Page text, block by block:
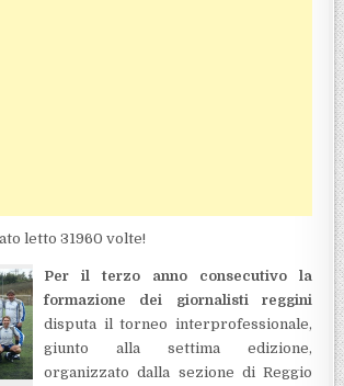
letto 31960 volte!
Per il terzo anno consecutivo la
formazione dei giornalisti reggini
disputa il torneo interprofessionale,
giunto alla settima edizione,
organizzato dalla sezione di Reggio